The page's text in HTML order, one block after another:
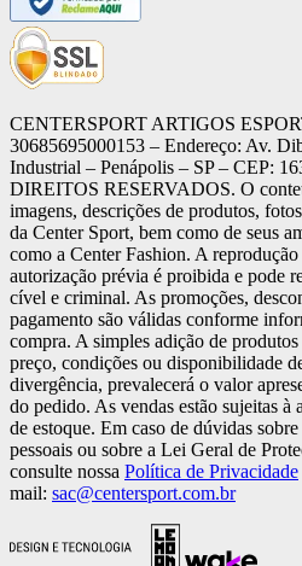
CENTERSPORT ARTIGOS
30685695000153 – Endereço: Av.
Industrial – Penápolis – SP – CEP:
DIREITOS RESERVADOS. O
imagens, descrições de produtos,
da Center Sport, bem como de seus
como a Center Fashion. A
autorização prévia é proibida e pode
cível e criminal. As promoções,
pagamento são válidas conforme
compra. A simples adição de
preço, condições ou disponibilidade
divergência, prevalecerá o valor
do pedido. As vendas estão sujeitas
de estoque. Em caso de dúvidas
pessoais ou sobre a Lei Geral de
consulte nossa Política de Privacidade
mail: sac@centersport.com.br